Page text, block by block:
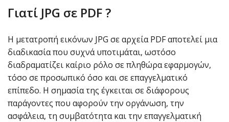
Γιατί JPG σε PDF ?
Η μετατροπή εικόνων JPG σε αρχεία PDF αποτελεί μια
διαδικασία που συχνά υποτιμάται, ωστόσο
διαδραματίζει καίριο ρόλο σε πληθώρα εφαρμογών,
τόσο σε προσωπικό όσο και σε επαγγελματικό
επίπεδο. Η σημασία της έγκειται σε διάφορους
παράγοντες που αφορούν την οργάνωση, την
ασφάλεια, τη συμβατότητα και την επαγγελματική